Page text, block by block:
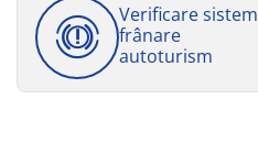
Verificare sistem
frânare
autoturism